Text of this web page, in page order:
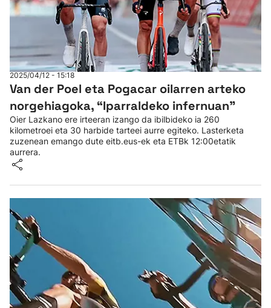
2025/04/12 - 15:18
Van der Poel eta Pogacar oilarren arteko
norgehiagoka, “Iparraldeko infernuan”
Oier Lazkano ere irteeran izango da ibilbideko ia 260
kilometroei eta 30 harbide tarteei aurre egiteko. Lasterketa
zuzenean emango dute eitb.eus-ek eta ETBk 12:00etatik
aurrera.